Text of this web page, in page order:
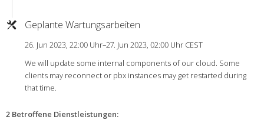
Geplante Wartungsarbeiten
26. Jun 2023, 22:00 Uhr–27. Jun 2023, 02:00 Uhr CEST
We will update some internal components of our cloud. Some
clients may reconnect or pbx instances may get restarted during
that time.
2 Betroffene Dienstleistungen: